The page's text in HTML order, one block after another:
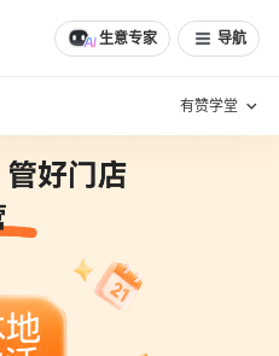
生意专家 导航
有赞学堂
增长方法
有赞专家说
新零售最佳实践
分享